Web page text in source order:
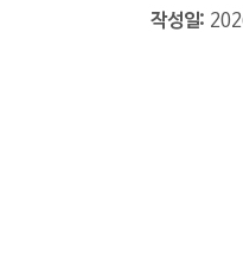
작성일